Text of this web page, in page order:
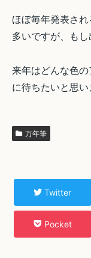
ほぼ毎年発表さ
多いですが、もし
来年はどんな色
に待ちたいと思い
万年筆
Twitter
Pocket